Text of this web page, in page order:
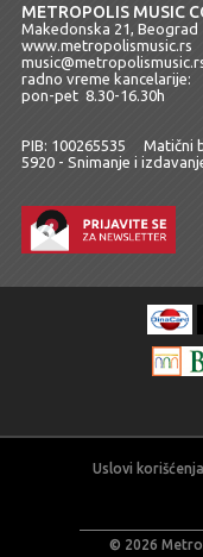
METROPOLIS MUSIC
Makedonska 21, Beograd
www.metropolismusic.rs
radno vreme kancelarije:
pon-pet 8.30-16.30h
PIB: 100265535 Matični
5920 - Snimanje i
© 2026
Uslovi korišćenja